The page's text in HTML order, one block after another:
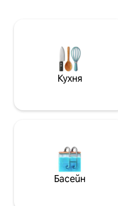
естествена красота и
доброто, което
може да предложи
Кухня
Басейн